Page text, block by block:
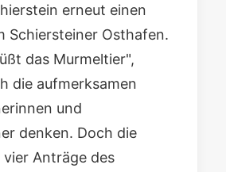
erneut einen
Schiersteiner Osthafen.
das Murmeltier",
die aufmerksamen
und
denken. Doch die
Anträge des